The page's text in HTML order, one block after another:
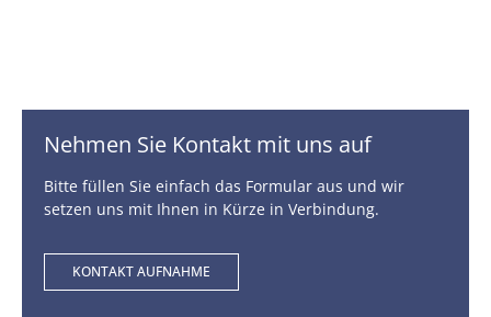
Nehmen Sie Kontakt mit uns auf
Bitte füllen Sie einfach das Formular aus und wir
setzen uns mit Ihnen in Kürze in Verbindung.
KONTAKT AUFNAHME